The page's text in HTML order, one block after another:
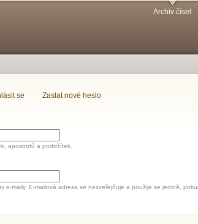
Archiv čísel
se Zaslat nové heslo
apostrofů a podtržítek.
maily. E-mailová adresa se nezveřejňuje a použije se jedině,